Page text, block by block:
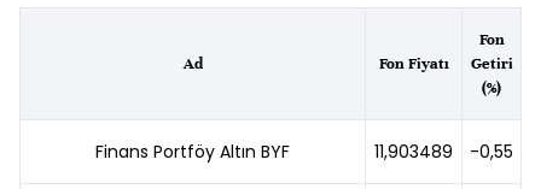
Ad Fon Fiyatı
Fon
Getiri
(%)
Finans Portföy Altın BYF 11,903489 -0,55